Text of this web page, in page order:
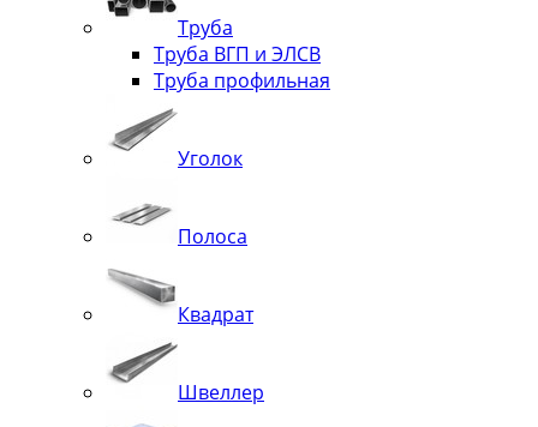
Труба
Труба ВГП и ЭЛСВ
Труба профильная
Уголок
Полоса
Квадрат
Швеллер